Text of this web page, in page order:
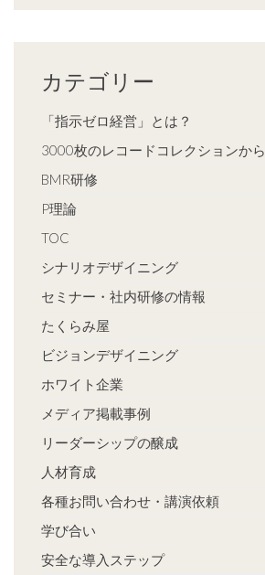
カテゴリー
「指示ゼロ経営」とは？
3000枚のレコードコレクションから
BMR研修
P理論
TOC
シナリオデザイニング
セミナー・社内研修の情報
たくらみ屋
ビジョンデザイニング
ホワイト企業
メディア掲載事例
リーダーシップの醸成
人材育成
各種お問い合わせ・講演依頼
学び合い
安全な導入ステップ